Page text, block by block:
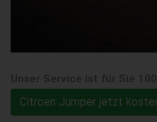
Citroen Jumper jetzt